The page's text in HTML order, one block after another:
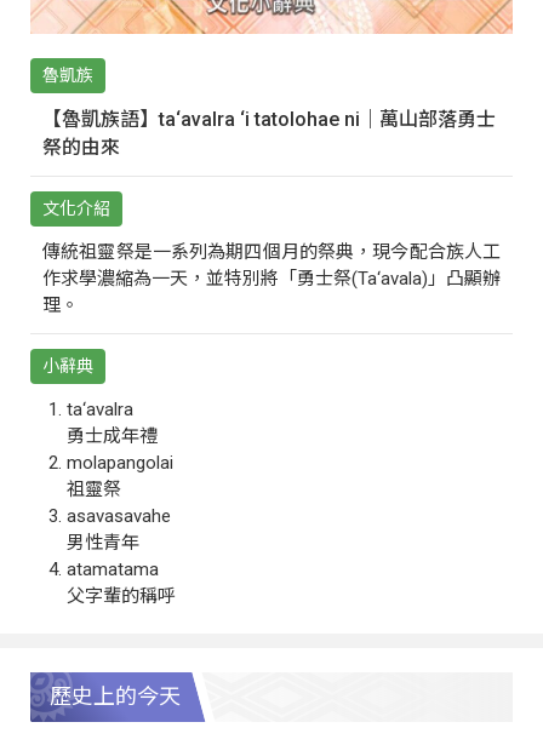
魯凱族
【魯凱族語】ta‘avalra ‘i tatolohae ni｜萬山部落勇士
祭的由來
文化介紹
傳統祖靈祭是一系列為期四個月的祭典，現今配合族人工
作求學濃縮為一天，並特別將「勇士祭(Ta‘avala)」凸顯辦
理。
小辭典
ta‘avalra
勇士成年禮
molapangolai
祖靈祭
asavasavahe
男性青年
atamatama
父字輩的稱呼
歷史上的今天